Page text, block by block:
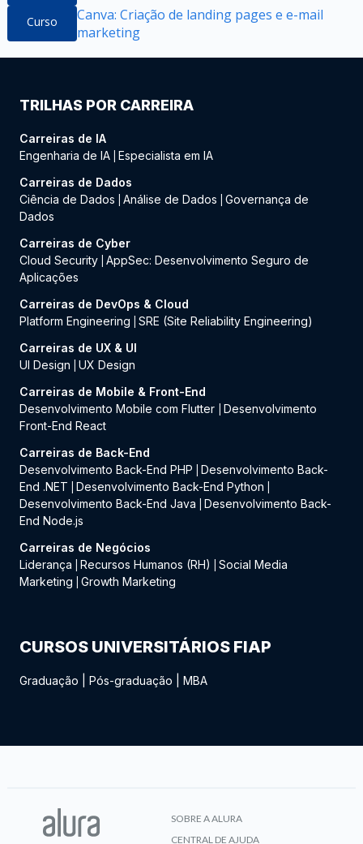
Curso
Canva: Criação de landing pages e e-mail
marketing
TRILHAS POR CARREIRA
Carreiras de IA
Engenharia de IA Especialista em IA
Carreiras de Dados
Ciência de Dados
Análise de Dados
Governança de
Dados
Carreiras de Cyber
Cloud Security AppSec: Desenvolvimento Seguro de
Aplicações
Carreiras de DevOps & Cloud
Platform Engineering
SRE (Site Reliability Engineering)
Carreiras de UX & UI
UI Design
UX Design
Carreiras de Mobile & Front-End
Desenvolvimento Mobile com Flutter
Desenvolvimento
Front-End React
Carreiras de Back-End
Desenvolvimento Back-End PHP
Desenvolvimento Back-
End .NET
Desenvolvimento Back-End Python
Desenvolvimento Back-End Java
Desenvolvimento Back-
End Node.js
Carreiras de Negócios
Liderança
Recursos Humanos (RH)
Social Media
Marketing
Growth Marketing
CURSOS UNIVERSITÁRIOS FIAP
Graduação Pós-graduação MBA
SOBRE A ALURA
CENTRAL DE AJUDA